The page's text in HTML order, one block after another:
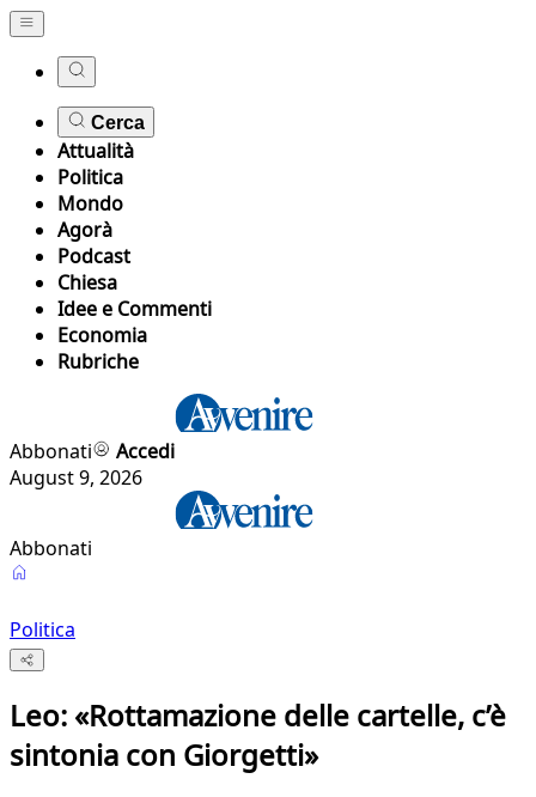
Cerca
Attualità
Politica
Mondo
Agorà
Podcast
Chiesa
Idee e Commenti
Economia
Rubriche
Abbonati
Accedi
August 9, 2026
Abbonati
Politica
Leo: «Rottamazione delle cartelle, c’è
sintonia con Giorgetti»